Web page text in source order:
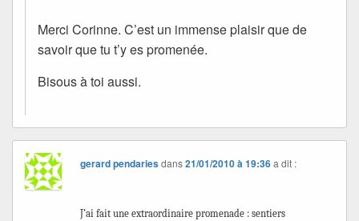
Merci Corinne. C’est un immense plaisir que de
savoir que tu t’y es promenée.
Bisous à toi aussi.
gerard pendariesdans21/01/2010 à 19:36 a dit :
J’ai fait une extraordinaire promenade : sentiers